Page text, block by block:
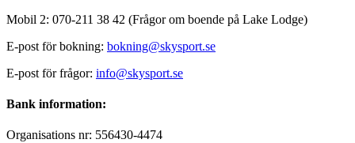
Mobil 2: 070-211 38 42 (Frågor om boende på Lake Lodge)
E-post för bokning: bokning@skysport.se
E-post för frågor: info@skysport.se
Bank information:
Organisations nr: 556430-4474